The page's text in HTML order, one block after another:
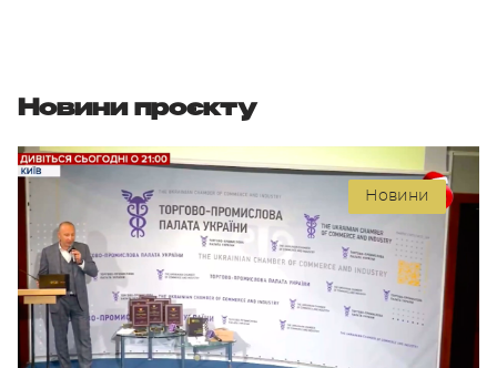
Новини проєкту
Новини